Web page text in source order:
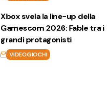
Xbox svela la line-up della
Gamescom 2026: Fable tra i
grandi protagonisti
VIDEOGIOCHI